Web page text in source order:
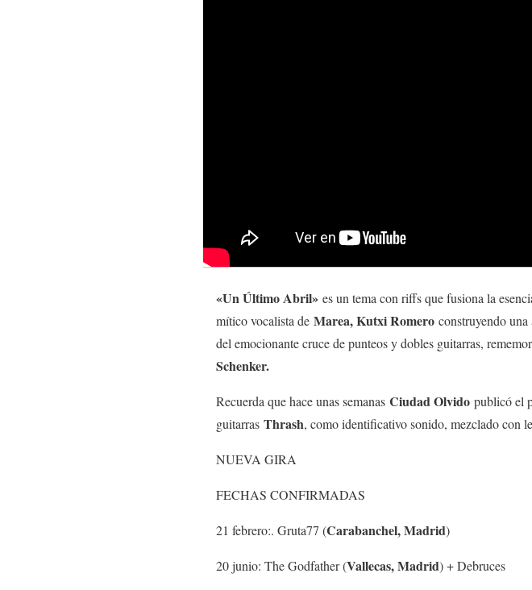
«Un Último Abril» es un tema con riffs que fusiona la
mítico vocalista de Marea, Kutxi Romero construyendo
del emocionante cruce de punteos y dobles guitarras,
Schenker.
Recuerda que hace unas semanas Ciudad Olvido publicó el
guitarras Thrash, como identificativo sonido, mezclado con
NUEVA GIRA
FECHAS CONFIRMADAS
21 febrero:. Gruta77 (Carabanchel, Madrid)
20 junio: The Godfather (Vallecas, Madrid) + Debruces